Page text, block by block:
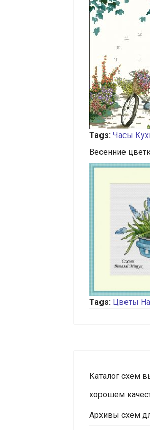
Tags: Часы
Весенние
Tags: Цветы
Каталог схем
хорошем
Архивы схем